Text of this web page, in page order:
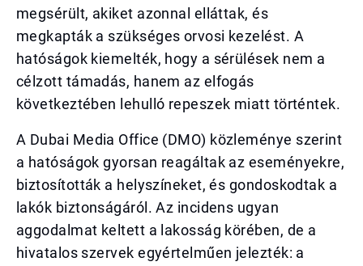
megsérült, akiket azonnal elláttak, és
megkapták a szükséges orvosi kezelést. A
hatóságok kiemelték, hogy a sérülések nem a
célzott támadás, hanem az elfogás
következtében lehulló repeszek miatt történtek.
A Dubai Media Office (DMO) közleménye szerint
a hatóságok gyorsan reagáltak az eseményekre,
biztosították a helyszíneket, és gondoskodtak a
lakók biztonságáról. Az incidens ugyan
aggodalmat keltett a lakosság körében, de a
hivatalos szervek egyértelműen jelezték: a